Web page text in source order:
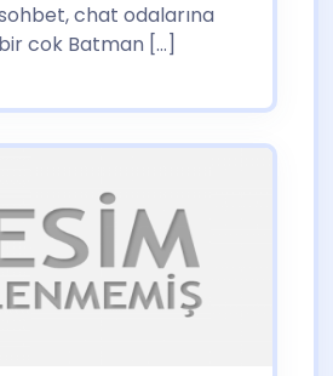
chat odalarına
cok Batman […]